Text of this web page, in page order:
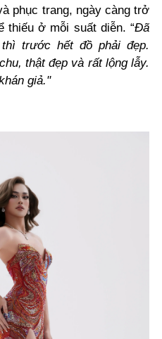
phục trang, ngày càng trở
thiếu ở mỗi suất diễn. “Đã
trước hết đồ phải đẹp.
thật đẹp và rất lộng lẫy.
giả."